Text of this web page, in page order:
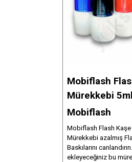
Mobiflash
Mürekkebi 5ml
Mobiflash
Mobiflash Flash
Mürekkebi azalmış
Baskılarını
ekleyeceğiniz bu